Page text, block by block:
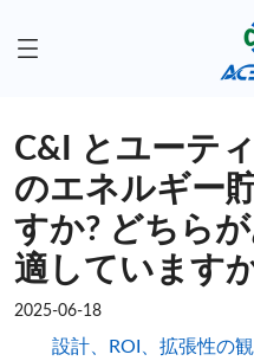
C&I とユーテ
のエネルギー
すか? どちら
適しています
2025-06-18
設計、ROI、拡張性の